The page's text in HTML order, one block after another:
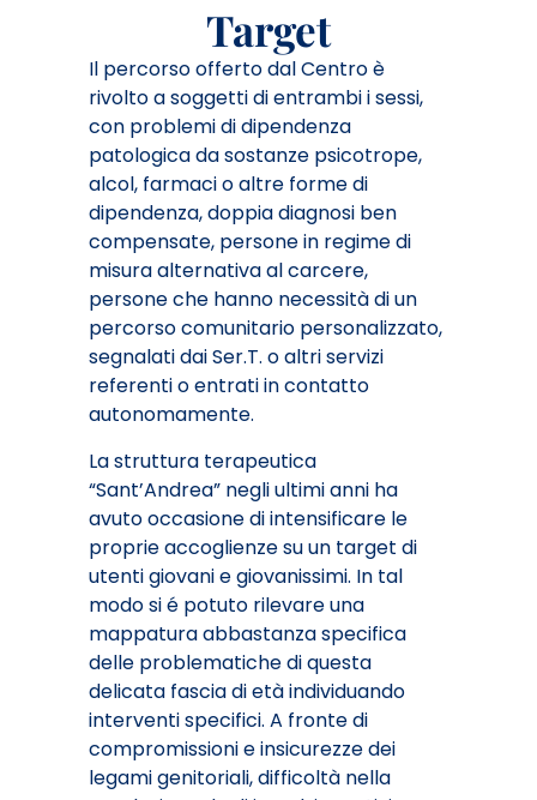
Target
Il percorso offerto dal Centro è
rivolto a soggetti di entrambi i sessi,
con problemi di dipendenza
patologica da sostanze psicotrope,
alcol, farmaci o altre forme di
dipendenza, doppia diagnosi ben
compensate, persone in regime di
misura alternativa al carcere,
persone che hanno necessità di un
percorso comunitario personalizzato,
segnalati dai Ser.T. o altri servizi
referenti o entrati in contatto
autonomamente.
La struttura terapeutica
“Sant’Andrea” negli ultimi anni ha
avuto occasione di intensificare le
proprie accoglienze su un target di
utenti giovani e giovanissimi. In tal
modo si é potuto rilevare una
mappatura abbastanza specifica
delle problematiche di questa
delicata fascia di età individuando
interventi specifici. A fronte di
compromissioni e insicurezze dei
legami genitoriali, difficoltà nella